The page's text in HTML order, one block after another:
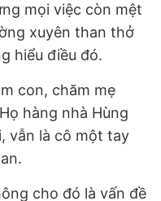
mọi việc còn mệt
xuyên than thở
hiểu điều đó.
con, chăm mẹ
hàng nhà Hùng
vẫn là cô một tay
cho đó là vấn đề